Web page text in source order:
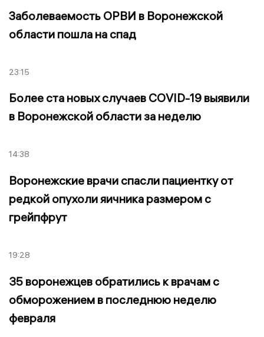
Заболеваемость ОРВИ в Воронежской
области пошла на спад
23:15
Более ста новых случаев COVID-19 выявили
в Воронежской области за неделю
14:38
Воронежские врачи спасли пациентку от
редкой опухоли яичника размером с
грейпфрут
19:28
35 воронежцев обратились к врачам с
обморожением в последнюю неделю
февраля